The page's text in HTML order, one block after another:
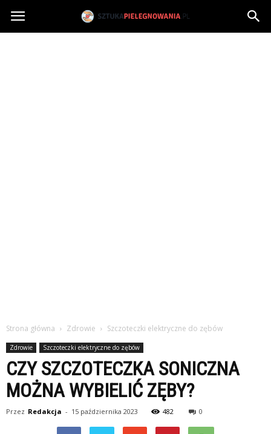
Sztukapielegnowania.pl
Strona główna Zdrowie Szczoteczki elektryczne do zębów
Zdrowie Szczoteczki elektryczne do zębów
CZY SZCZOTECZKA SONICZNA
MOŻNA WYBIELIĆ ZĘBY?
Przez Redakcja - 15 października 2023 482 0